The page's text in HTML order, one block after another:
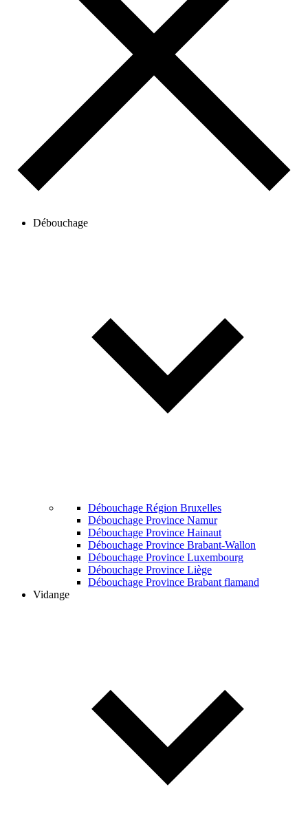
Débouchage
Débouchage Région Bruxelles
Débouchage Province Namur
Débouchage Province Hainaut
Débouchage Province Brabant-Wallon
Débouchage Province Luxembourg
Débouchage Province Liège
Débouchage Province Brabant flamand
Vidange